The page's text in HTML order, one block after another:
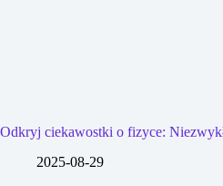
Odkryj ciekawostki o fizyce:
2025-08-29